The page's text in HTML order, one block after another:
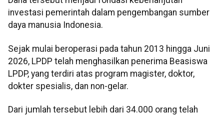
investasi pemerintah dalam pengembangan sumber
daya manusia Indonesia.
Sejak mulai beroperasi pada tahun 2013 hingga Juni
2026, LPDP telah menghasilkan penerima Beasiswa
LPDP, yang terdiri atas program magister, doktor,
dokter spesialis, dan non-gelar.
Dari jumlah tersebut lebih dari 34.000 orang telah